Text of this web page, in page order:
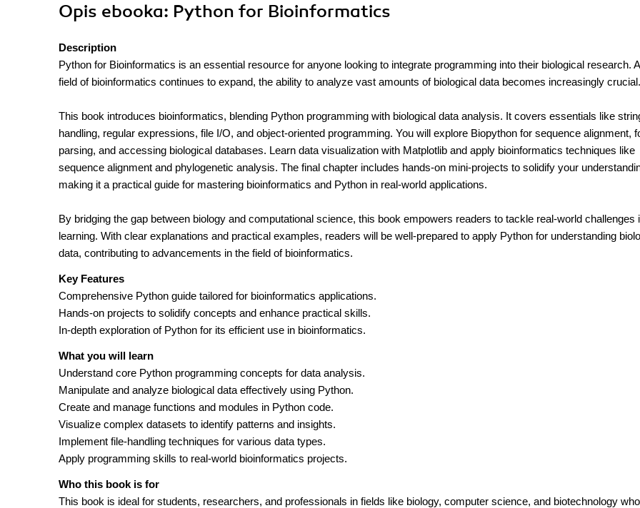
Opis ebooka: Python for Bioinformatics
Description
Python for Bioinformatics is an essential resource for anyone looking to integrate programming into their biological research.
field of bioinformatics continues to expand, the ability to analyze vast amounts of biological data becomes increasingly crucial.
This book introduces bioinformatics, blending Python programming with biological data analysis. It covers essentials like
handling, regular expressions, file I/O, and object-oriented programming. You will explore Biopython for sequence alignment,
parsing, and accessing biological databases. Learn data visualization with Matplotlib and apply bioinformatics techniques like
sequence alignment and phylogenetic analysis. The final chapter includes hands-on mini-projects to solidify your
making it a practical guide for mastering bioinformatics and Python in real-world applications.
By bridging the gap between biology and computational science, this book empowers readers to tackle real-world challenges
learning. With clear explanations and practical examples, readers will be well-prepared to apply Python for understanding
data, contributing to advancements in the field of bioinformatics.
Key Features
Comprehensive Python guide tailored for bioinformatics applications.
Hands-on projects to solidify concepts and enhance practical skills.
In-depth exploration of Python for its efficient use in bioinformatics.
What you will learn
Understand core Python programming concepts for data analysis.
Manipulate and analyze biological data effectively using Python.
Create and manage functions and modules in Python code.
Visualize complex datasets to identify patterns and insights.
Implement file-handling techniques for various data types.
Apply programming skills to real-world bioinformatics projects.
Who this book is for
This book is ideal for students, researchers, and professionals in fields like biology, computer science, and biotechnology